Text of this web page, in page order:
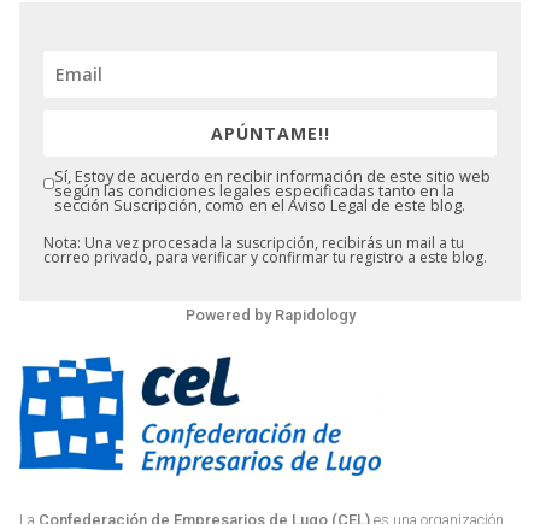
APÚNTAME!!
Sí, Estoy de acuerdo en recibir información de este sitio web
según las condiciones legales especificadas tanto en la
sección Suscripción, como en el Aviso Legal de este blog.
Nota: Una vez procesada la suscripción, recibirás un mail a tu
correo privado, para verificar y confirmar tu registro a este blog.
Powered by Rapidology
La Confederación de Empresarios de Lugo (CEL) es una organización